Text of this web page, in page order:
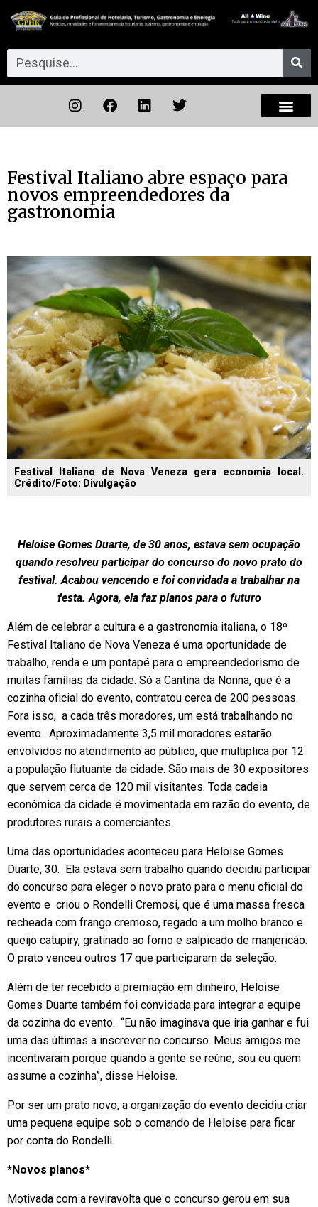
Festival Italiano abre espaço para
novos empreendedores da
gastronomia
Festival Italiano de Nova Veneza gera economia local.
Crédito/Foto: Divulgação
Heloise Gomes Duarte, de 30 anos, estava sem ocupação
quando resolveu participar do concurso do novo prato do
festival. Acabou vencendo e foi convidada a trabalhar na
festa. Agora, ela faz planos para o futuro
Além de celebrar a cultura e a gastronomia italiana, o 18º
Festival Italiano de Nova Veneza é uma oportunidade de
trabalho, renda e um pontapé para o empreendedorismo de
muitas famílias da cidade. Só a Cantina da Nonna, que é a
cozinha oficial do evento, contratou cerca de 200 pessoas.
Fora isso, a cada três moradores, um está trabalhando no
evento. Aproximadamente 3,5 mil moradores estarão
envolvidos no atendimento ao público, que multiplica por 12
a população flutuante da cidade. São mais de 30 expositores
que servem cerca de 120 mil visitantes. Toda cadeia
econômica da cidade é movimentada em razão do evento, de
produtores rurais a comerciantes.
Uma das oportunidades aconteceu para Heloise Gomes
Duarte, 30. Ela estava sem trabalho quando decidiu participar
do concurso para eleger o novo prato para o menu oficial do
evento e criou o Rondelli Cremosi, que é uma massa fresca
recheada com frango cremoso, regado a um molho branco e
queijo catupiry, gratinado ao forno e salpicado de manjericão.
O prato venceu outros 17 que participaram da seleção.
Além de ter recebido a premiação em dinheiro, Heloise
Gomes Duarte também foi convidada para integrar a equipe
da cozinha do evento. “Eu não imaginava que iria ganhar e fui
uma das últimas a inscrever no concurso. Meus amigos me
incentivaram porque quando a gente se reúne, sou eu quem
assume a cozinha”, disse Heloise.
Por ser um prato novo, a organização do evento decidiu criar
uma pequena equipe sob o comando de Heloise para ficar
por conta do Rondelli.
*Novos planos*
Motivada com a reviravolta que o concurso gerou em sua